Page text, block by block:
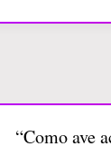
“Como ave